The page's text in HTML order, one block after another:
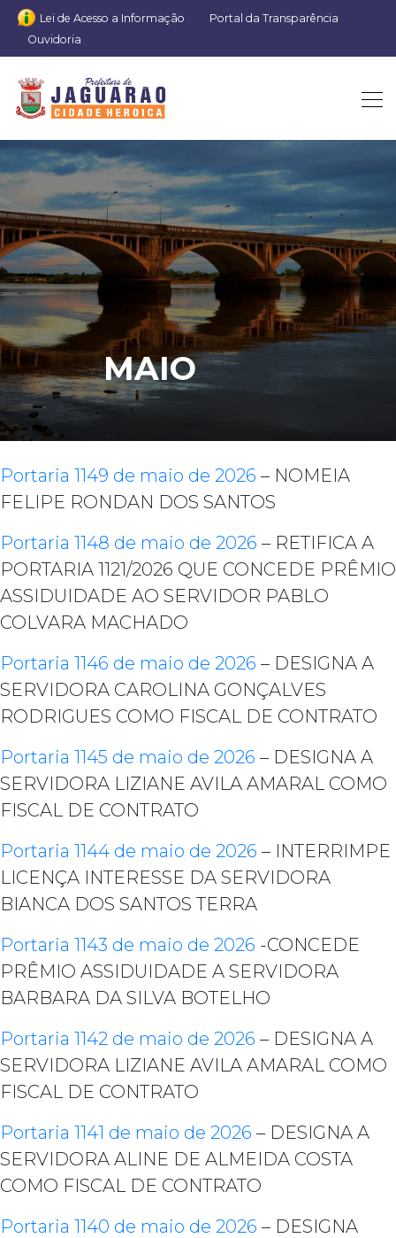
Lei de Acesso a Informação
Portal da Transparência
Ouvidoria
MAIO
Portaria 1149 de maio de 2026 – NOMEIA
FELIPE RONDAN DOS SANTOS
Portaria 1148 de maio de 2026 – RETIFICA A
PORTARIA 1121/2026 QUE CONCEDE PRÊMIO
ASSIDUIDADE AO SERVIDOR PABLO
COLVARA MACHADO
Portaria 1146 de maio de 2026 – DESIGNA A
SERVIDORA CAROLINA GONÇALVES
RODRIGUES COMO FISCAL DE CONTRATO
Portaria 1145 de maio de 2026 – DESIGNA A
SERVIDORA LIZIANE AVILA AMARAL COMO
FISCAL DE CONTRATO
Portaria 1144 de maio de 2026 – INTERRIMPE
LICENÇA INTERESSE DA SERVIDORA
BIANCA DOS SANTOS TERRA
Portaria 1143 de maio de 2026 -CONCEDE
PRÊMIO ASSIDUIDADE A SERVIDORA
BARBARA DA SILVA BOTELHO
Portaria 1142 de maio de 2026 – DESIGNA A
SERVIDORA LIZIANE AVILA AMARAL COMO
FISCAL DE CONTRATO
Portaria 1141 de maio de 2026 – DESIGNA A
SERVIDORA ALINE DE ALMEIDA COSTA
COMO FISCAL DE CONTRATO
Portaria 1140 de maio de 2026 – DESIGNA